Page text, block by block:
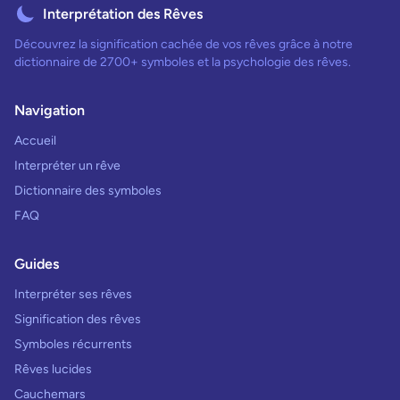
Interprétation des Rêves
Découvrez la signification cachée de vos rêves grâce à notre
dictionnaire de 2700+ symboles et la psychologie des rêves.
Navigation
Accueil
Interpréter un rêve
Dictionnaire des symboles
FAQ
Guides
Interpréter ses rêves
Signification des rêves
Symboles récurrents
Rêves lucides
Cauchemars